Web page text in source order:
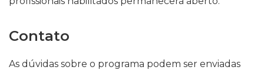
Contato
As dúvidas sobre o programa podem ser enviadas